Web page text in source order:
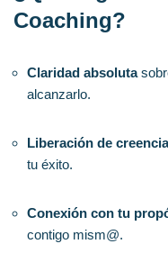
Coaching?
Claridad absoluta
alcanzarlo.
Liberación de
tu éxito.
Conexión con tu
contigo mism@.